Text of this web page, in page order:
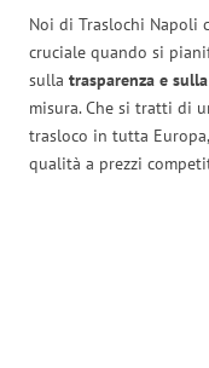
Noi di Traslochi Napoli
cruciale quando si
sulla trasparenza e
misura. Che si tratti di
trasloco in tutta
qualità a prezzi